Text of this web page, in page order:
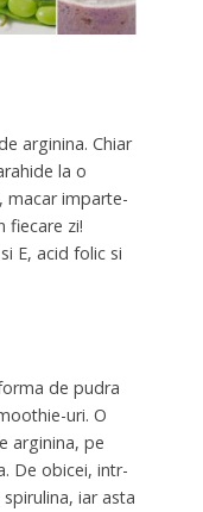
arginina. Chiar
la o
macar imparte-
fiecare zi!
E, acid folic si
de pudra
uri. O
arginina, pe
De obicei, intr-
iar asta